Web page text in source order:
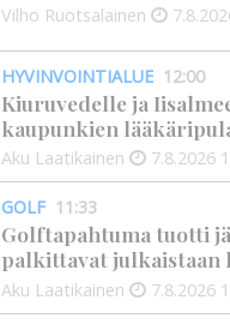
Vilho Ruotsalainen
HYVINVOINTIALUE 12:00
Kiuruvedelle ja
kaupunkien
Aku Laatikainen 7.8.2026
GOLF 11:33
Golftapahtuma tuotti
palkittavat julkaistaan
Aku Laatikainen 7.8.2026